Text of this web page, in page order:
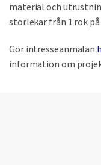
material och
storlekar från 1 rok på
Gör intresseanmälan
information om